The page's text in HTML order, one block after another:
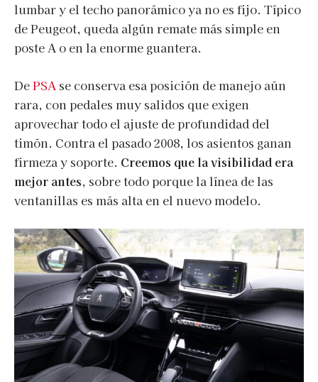
lumbar y el techo panorámico ya no es fijo. Típico
de Peugeot, queda algún remate más simple en
poste A o en la enorme guantera.
DePSAse conserva esa posición de manejo aún
rara, con pedales muy salidos que exigen
aprovechar todo el ajuste de profundidad del
timón. Contra el pasado 2008, los asientos ganan
firmeza y soporte. Creemos que la visibilidad era
mejor antes, sobre todo porque la línea de las
ventanillas es más alta en el nuevo modelo.